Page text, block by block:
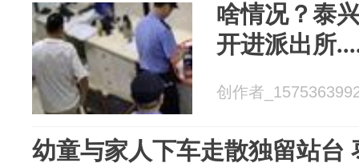
啥情况？泰
开进派出所
创作者
幼童与家人下车走散独留站台